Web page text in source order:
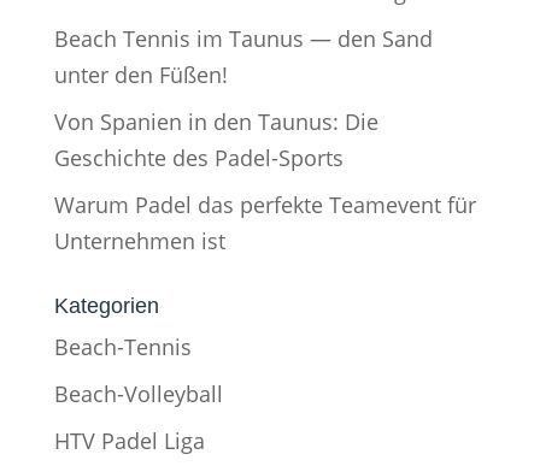
Beach Tennis im Taunus — den Sand
unter den Füßen!
Von Spanien in den Taunus: Die
Geschichte des Padel-Sports
Warum Padel das perfekte Teamevent für
Unternehmen ist
Kategorien
Beach-Tennis
Beach-Volleyball
HTV Padel Liga